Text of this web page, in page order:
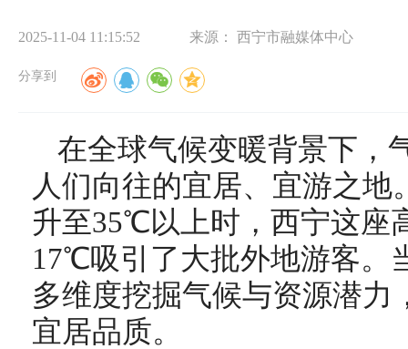
2025-11-04 11:15:52 来源： 西宁市融媒体中心
分享到
在全球气候变暖背景下，
人们向往的宜居、宜游之
升至35℃以上时，西宁这座
17℃吸引了大批外地游客。
多维度挖掘气候与资源潜力
宜居品质。